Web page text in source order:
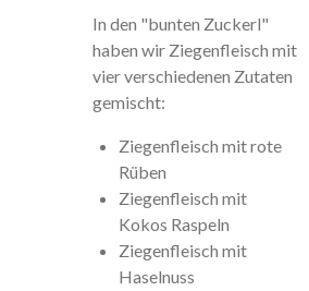
In den "bunten Zuckerl"
haben wir Ziegenfleisch mit
vier verschiedenen Zutaten
gemischt:
Ziegenfleisch mit rote
Rüben
Ziegenfleisch mit
Kokos Raspeln
Ziegenfleisch mit
Haselnuss